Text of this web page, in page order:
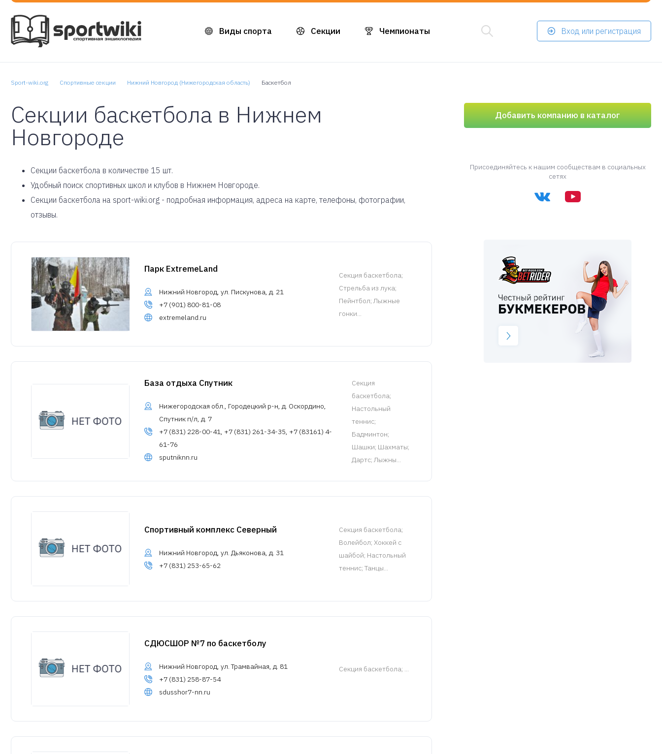
Виды спорта Секции Чемпионаты Вход или регистрация
Sport-wiki.org Спортивные секции Нижний Новгород (Нижегородская область) Баскетбол
Секции баскетбола в Нижнем
Новгороде
Cекции баскетбола в количестве 15 шт.
Удобный поиск спортивных школ и клубов в Нижнем Новгороде.
Секции баскетбола на sport-wiki.org - подробная информация, адреса на карте, телефоны, фотографии,
отзывы.
Парк ExtremeLand
Нижний Новгород, ул. Пискунова, д. 21
+7 (901) 800-81-08
extremeland.ru
Cекция баскетбола;
Стрельба из лука;
Пейнтбол; Лыжные
гонки...
База отдыха Спутник
Нижегородская обл., Городецкий р-н, д. Оскордино,
Спутник п/л, д. 7
+7 (831) 228-00-41, +7 (831) 261-34-35, +7 (83161) 4-
61-76
sputniknn.ru
Cекция
баскетбола;
Настольный
теннис;
Бадминтон;
Шашки; Шахматы;
Дартс; Лыжны...
Спортивный комплекс Северный
Нижний Новгород, ул. Дьяконова, д. 31
+7 (831) 253-65-62
Cекция баскетбола;
Волейбол; Хоккей с
шайбой; Настольный
теннис; Танцы...
СДЮСШОР №7 по баскетболу
Нижний Новгород, ул. Трамвайная, д. 81
+7 (831) 258-87-54
sdusshor7-nn.ru
Cекция баскетбола; ...
Добавить компанию в каталог
Присоединяйтесь к нашим сообществам в социальных
сетях